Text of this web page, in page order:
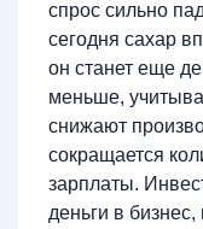
спрос сильно
сегодня сахар
он станет еще
меньше,
снижают
сокращается
зарплаты.
деньги в бизнес,